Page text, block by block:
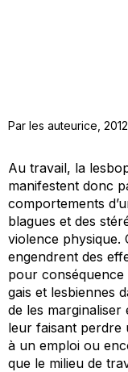
Par les auteurice, 2012
Au travail, la
manifestent donc
comportements
blagues et des
violence physique.
engendrent des
pour conséquence
gais et lesbiennes
de les
leur faisant perdre
à un emploi ou
que le milieu de